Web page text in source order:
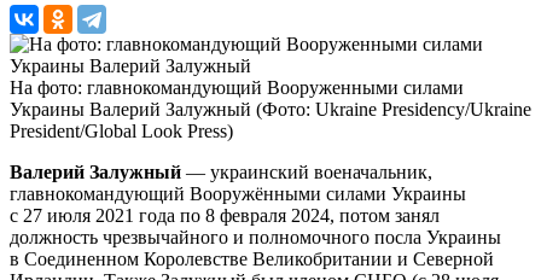
На фото: главнокомандующий Вооруженными силами
Украины Валерий Залужный (Фото: Ukraine Presidency/Ukraine
President/Global Look Press)
Валерий Залужный — украинский военачальник,
главнокомандующий Вооружёнными силами Украины
с 27 июля 2021 года по 8 февраля 2024, потом занял
должность чрезвычайного и полномочного посла Украины
в Соединенном Королевстве Великобритании и Северной